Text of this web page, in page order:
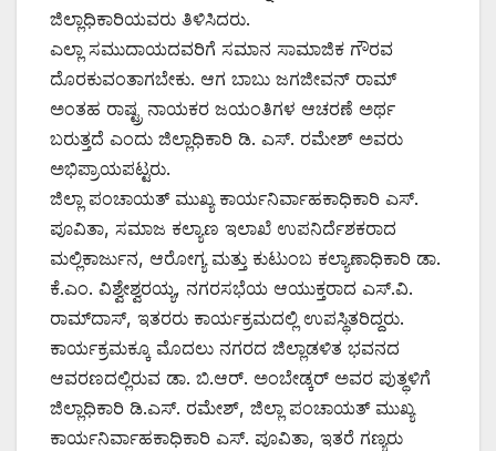
ಜಿಲ್ಲಾಧಿಕಾರಿಯವರು ತಿಳಿಸಿದರು.
ಎಲ್ಲಾ ಸಮುದಾಯದವರಿಗೆ ಸಮಾನ ಸಾಮಾಜಿಕ ಗೌರವ
ದೊರಕುವಂತಾಗಬೇಕು. ಆಗ ಬಾಬು ಜಗಜೀವನ್ ರಾಮ್
ಅಂತಹ ರಾಷ್ಟ್ರ ನಾಯಕರ ಜಯಂತಿಗಳ ಆಚರಣೆ ಅರ್ಥ
ಬರುತ್ತದೆ ಎಂದು ಜಿಲ್ಲಾಧಿಕಾರಿ ಡಿ. ಎಸ್. ರಮೇಶ್ ಅವರು
ಅಭಿಪ್ರಾಯಪಟ್ಟರು.
ಜಿಲ್ಲಾ ಪಂಚಾಯತ್ ಮುಖ್ಯ ಕಾರ್ಯನಿರ್ವಾಹಕಾಧಿಕಾರಿ ಎಸ್.
ಪೂವಿತಾ, ಸಮಾಜ ಕಲ್ಯಾಣ ಇಲಾಖೆ ಉಪನಿರ್ದೆಶಕರಾದ
ಮಲ್ಲಿಕಾರ್ಜುನ, ಆರೋಗ್ಯ ಮತ್ತು ಕುಟುಂಬ ಕಲ್ಯಾಣಾಧಿಕಾರಿ ಡಾ.
ಕೆ.ಎಂ. ವಿಶ್ವೇಶ್ವರಯ್ಯ, ನಗರಸಭೆಯ ಆಯುಕ್ತರಾದ ಎಸ್.ವಿ.
ರಾಮ್‌ದಾಸ್, ಇತರರು ಕಾರ್ಯಕ್ರಮದಲ್ಲಿ ಉಪಸ್ಥಿತರಿದ್ದರು.
ಕಾರ್ಯಕ್ರಮಕ್ಕೂ ಮೊದಲು ನಗರದ ಜಿಲ್ಲಾಡಳಿತ ಭವನದ
ಆವರಣದಲ್ಲಿರುವ ಡಾ. ಬಿ.ಆರ್. ಅಂಬೇಡ್ಕರ್ ಅವರ ಪುತ್ಥಳಿಗೆ
ಜಿಲ್ಲಾಧಿಕಾರಿ ಡಿ.ಎಸ್. ರಮೇಶ್, ಜಿಲ್ಲಾ ಪಂಚಾಯತ್ ಮುಖ್ಯ
ಕಾರ್ಯನಿರ್ವಾಹಕಾಧಿಕಾರಿ ಎಸ್. ಪೂವಿತಾ, ಇತರೆ ಗಣ್ಯರು